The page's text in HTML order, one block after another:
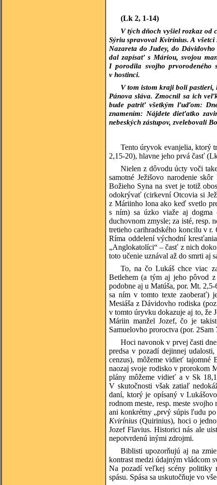
(Lk 2, 1-14)
V tých dňoch vyšiel rozkaz
Sýriu spravoval Kvirínius. A
Nazareta do Judey, do
dal zapísať s Máriou, svojou
I porodila svojho
v hostinci.
V tom istom kraji boli pastieri,
Pánova sláva. Zmocnil sa ich
bude patriť všetkým ľuďom:
znamením: Nájdete dieťatko
nebeských zástupov, zvelebovali
Tento úryvok evanjelia, ktorý
2,15-20), hlavne jeho prvá časť
Nielen z dôvodu úcty voči
samotné Ježišovo narodenie
Božieho Syna na svet je totiž
odokrývať (cirkevní Otcovia si
z Máriinho lona ako keď svetlo
s ním) sa úzko viaže aj dogma
duchovnom zmysle; za isté, resp.
tretieho carihradského koncilu v r.
Ríma oddelení východní
„Anglokatolíci“ – časť z nich
toto učenie uznával až do smrti aj
To, na čo Lukáš chce viac
Betlehem (a tým aj jeho pôvod
podobne aj u Matúša, por. Mt.
sa ním v tomto texte zaoberať)
Mesiáša z Dávidovho rodiska
v tomto úryvku dokazuje aj to, že
Máriin manžel Jozef, čo je
Samuelovho proroctva (por.
Hoci navonok v prvej časti
predsa v pozadí dejinnej
cenzus), môžeme vidieť
naozaj svoje rodisko v prorokom
plány môžeme vidieť a v Sk
V skutočnosti však zatiaľ
daní, ktorý je opísaný v
rodnom meste, resp. meste
ani konkrétny „prvý súpis ľudu
Kvirínius(Quirinius), hoci o
Jozef Flavius. Historici nás ale
nepotvrdenú inými zdrojmi.
Biblisti upozorňujú aj na
kontrast medzi údajným vládcom
Na pozadí veľkej scény politiky
spásu. Spása sa uskutočňuje vo